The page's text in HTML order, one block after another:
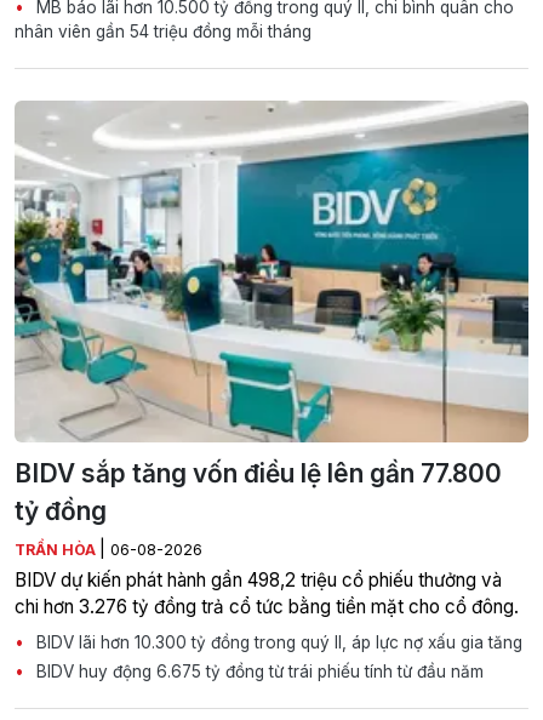
MB báo lãi hơn 10.500 tỷ đồng trong quý II, chi bình quân cho
nhân viên gần 54 triệu đồng mỗi tháng
BIDV sắp tăng vốn điều lệ lên gần 77.800
tỷ đồng
TRẦN HÒA 06-08-2026
BIDV dự kiến phát hành gần 498,2 triệu cổ phiếu thưởng và
chi hơn 3.276 tỷ đồng trả cổ tức bằng tiền mặt cho cổ đông.
BIDV lãi hơn 10.300 tỷ đồng trong quý II, áp lực nợ xấu gia tăng
BIDV huy động 6.675 tỷ đồng từ trái phiếu tính từ đầu năm